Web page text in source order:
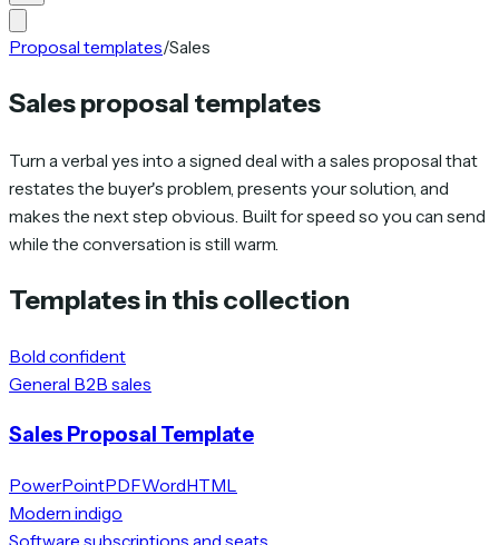
Proposal templates/Sales
Sales proposal templates
Turn a verbal yes into a signed deal with a sales proposal that
restates the buyer's problem, presents your solution, and
makes the next step obvious. Built for speed so you can send
while the conversation is still warm.
Templates in this collection
Bold confident
General B2B sales
Sales Proposal Template
PowerPointPDFWordHTML
Modern indigo
Software subscriptions and seats